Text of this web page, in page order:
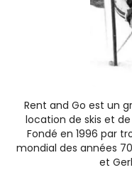
Rent and Go est un
location de skis et
Fondé en 1996 par
mondial des années
et